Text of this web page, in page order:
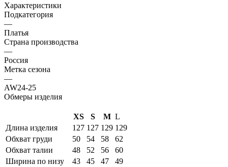
Характеристики
Подкатегория
—
Платья
Страна производства
—
Россия
Метка сезона
—
AW24-25
Обмеры изделия
XS S M L
Длина изделия
127 127 129 129
Обхват груди
50 54 58
62
Обхват талии
48 52 56
60
Ширина по низу
43 45 47
49